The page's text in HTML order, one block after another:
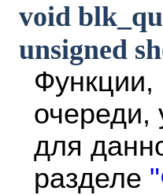
void
unsigned
Функции,
очереди,
для
разделе